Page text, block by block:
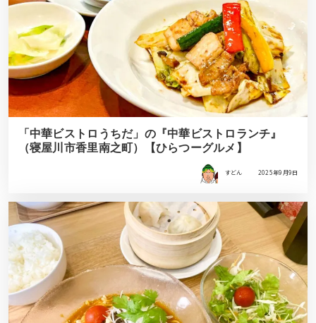
「中華ビストロうちだ」の『中華ビストロランチ』
（寝屋川市香里南之町）【ひらつーグルメ】
すどん 2025年9月9日